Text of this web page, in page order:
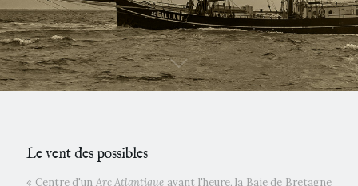
Le vent des possibles
« Centre d'un Arc Atlantique avant l'heure, la Baie de Bretagne